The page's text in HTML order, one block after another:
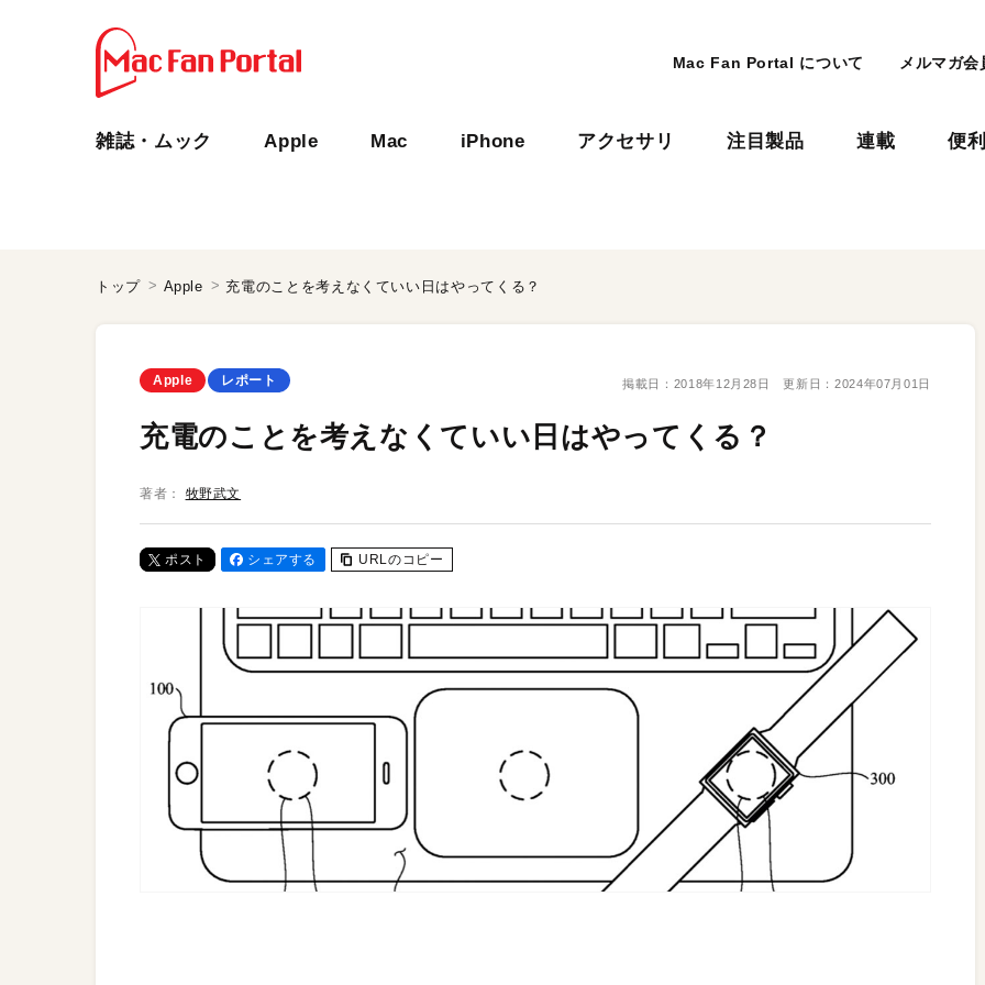
Mac Fan Portal について メルマガ会
雑誌・ムック Apple Mac iPhone アクセサリ 注目製品 連載 便
トップ Apple 充電のことを考えなくていい日はやってくる？
Apple レポート 掲載日： 2018年12月28日 更新日： 2024年07月01日
充電のことを考えなくていい日はやってくる？
著者： 牧野武文
ポスト シェアする URLのコピー